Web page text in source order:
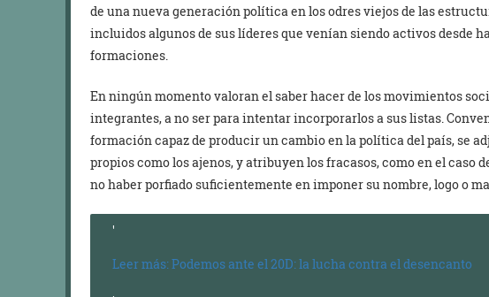
de una nueva generación política en los odres viejos de las
incluidos algunos de sus líderes que venían siendo activos desde
formaciones.
En ningún momento valoran el saber hacer de los movimientos
integrantes, a no ser para intentar incorporarlos a sus listas.
formación capaz de producir un cambio en la política del país, se
propios como los ajenos, y atribuyen los fracasos, ­como en el caso
no haber porfiado suficientemente en imponer su nombre, logo o
Leer más: Podemos ante el 20D: la lucha contra el desencanto